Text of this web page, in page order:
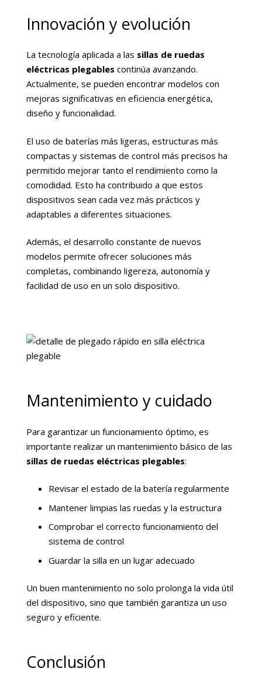
Innovación y evolución
La tecnología aplicada a las sillas de ruedas
eléctricas plegables continúa avanzando.
Actualmente, se pueden encontrar modelos con
mejoras significativas en eficiencia energética,
diseño y funcionalidad.
El uso de baterías más ligeras, estructuras más
compactas y sistemas de control más precisos ha
permitido mejorar tanto el rendimiento como la
comodidad. Esto ha contribuido a que estos
dispositivos sean cada vez más prácticos y
adaptables a diferentes situaciones.
Además, el desarrollo constante de nuevos
modelos permite ofrecer soluciones más
completas, combinando ligereza, autonomía y
facilidad de uso en un solo dispositivo.
Mantenimiento y cuidado
Para garantizar un funcionamiento óptimo, es
importante realizar un mantenimiento básico de las
sillas de ruedas eléctricas plegables:
Revisar el estado de la batería regularmente
Mantener limpias las ruedas y la estructura
Comprobar el correcto funcionamiento del
sistema de control
Guardar la silla en un lugar adecuado
Un buen mantenimiento no solo prolonga la vida útil
del dispositivo, sino que también garantiza un uso
seguro y eficiente.
Conclusión